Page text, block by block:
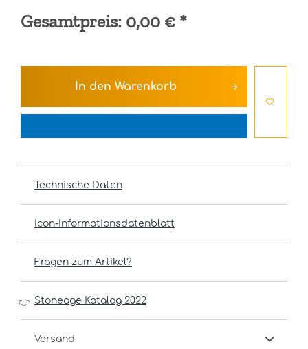
Gesamtpreis: 0,00 € *
In den Warenkorb
Technische Daten
Icon-Informationsdatenblatt
Fragen zum Artikel?
👉 Stoneage Katalog 2022
Versand